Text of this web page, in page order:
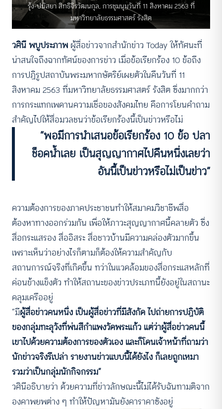
รุ้ง-ปนัสยา สิทธิจิรวัฒนกุล, การชุมนุมวันที่ 11 สิงหาคม 2563 ที่
มหาวิทยาลัยธรรมศาสตร์ รังสิต
วศินี พบูประภาพ ผู้สื่อข่าวจากสำนักข่าว Today ให้ทัศนะที่
น่าสนใจถึงฉากทัศน์ของการข่าว เมื่อข้อเรียกร้อง 10 ข้อถึง
การปฏิรูปสถาบันพระมหากษัตริย์เผยตัวในคืนวันที่ 11
สิงหาคม 2563 ที่มหาวิทยาลัยธรรมศาสตร์ รังสิต ซึ่งมากกว่า
การกระแทกเพดานความเชื่อของสังคมไทย คือการโยนคำถาม
สำคัญไปให้สื่อมวลชนว่าข้อเรียกร้องนี้เป็นข่าวหรือไม่
“พอมีการนำเสนอข้อเรียกร้อง 10 ข้อ ปลา
ช็อคน้ำเลย เป็นสุญญากาศไปคืนหนึ่งเลยว่า
อันนี้เป็นข่าวหรือไม่เป็นข่าว”
ความต้องการของภาคประชาชนทำให้สมาคมวิชาชีพสื่อ
ต้องหาทางออกร่วมกัน เพื่อให้ภาวะสุญญากาศนี้คลายตัว ซึ่ง
สื่อกระแสรอง สื่ออิสระ สื่อชาวบ้านมีความคล่องตัวมากขึ้น
เพราะเห็นว่าอย่างไรก็ตามก็ต้องให้ความสำคัญกับ
สถานการณ์จริงที่เกิดขึ้น ทว่าในแวดล้อมของสื่อกระแสหลักที่
ค่อนข้างแข็งตัว ทำให้สถานะของข่าวประเภทนี้ยังอยู่ในสถานะ
คลุมเครืออยู่
“มีผู้สื่อข่าวคนหนึ่ง เป็นผู้สื่อข่าวที่มีสังกัด ไปถ่ายการปฏิบัติ
ของกลุ่มทะลุวังที่พ่นสีกำแพงวัดพระแก้ว แต่ว่าผู้สื่อข่าวคนนี้
เขาไปด้วยความต้องการของตัวเอง และก็โดนเจ้าหน้าที่ถามว่า
นักข่าวจริงรึเปล่า รายงานข่าวแบบนี้ได้ยังไง ก็เลยถูกเหมา
รวมว่าเป็นกลุ่มนักกิจกรรม”
วศินีอธิบายว่า ด้วยความที่ข่าวลักษณะนี้ไม่ได้รับฉันทามติจาก
องคาพยพต่าง ๆ ทำให้ปัญหามันยังคาราคาซังอยู่